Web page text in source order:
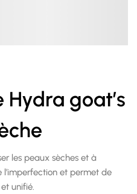
goat’s
les peaux sèches et à
et permet de
unifié.